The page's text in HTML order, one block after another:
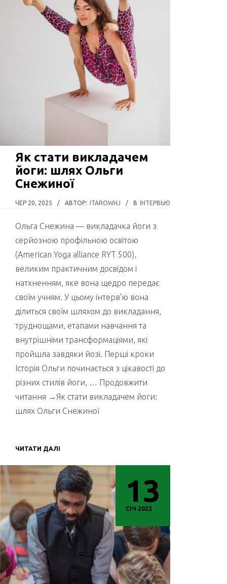
Як стати викладачем
йоги: шлях Ольги
Снежиної
ЧЕР 20, 2025 / АВТОР: ITAROWHJ / В ІНТЕРВЬЮ
Ольга Снежина — викладачка йоги з
серйозною профільною освітою
(American Yoga alliance RYT 500),
великим практичним досвідом і
натхненням, яке вона щедро передає
своїм учням. У цьому інтерв’ю вона
ділиться своїм шляхом до викладання,
труднощами, етапами навчання та
внутрішніми трансформаціями, які
пройшла завдяки йозі. Перші кроки
Історія Ольги починається з цікавості до
різних стилів йоги, … Продовжити
читання →Як стати викладачем йоги:
шлях Ольги Снежиної
ЧИТАТИ ДАЛІ
13
СІЧ 2022